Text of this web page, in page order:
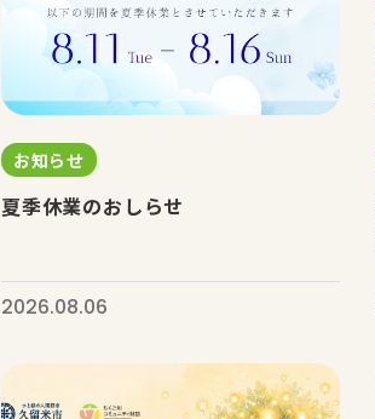
お知らせ
夏季休業のおしらせ
2026.08.06